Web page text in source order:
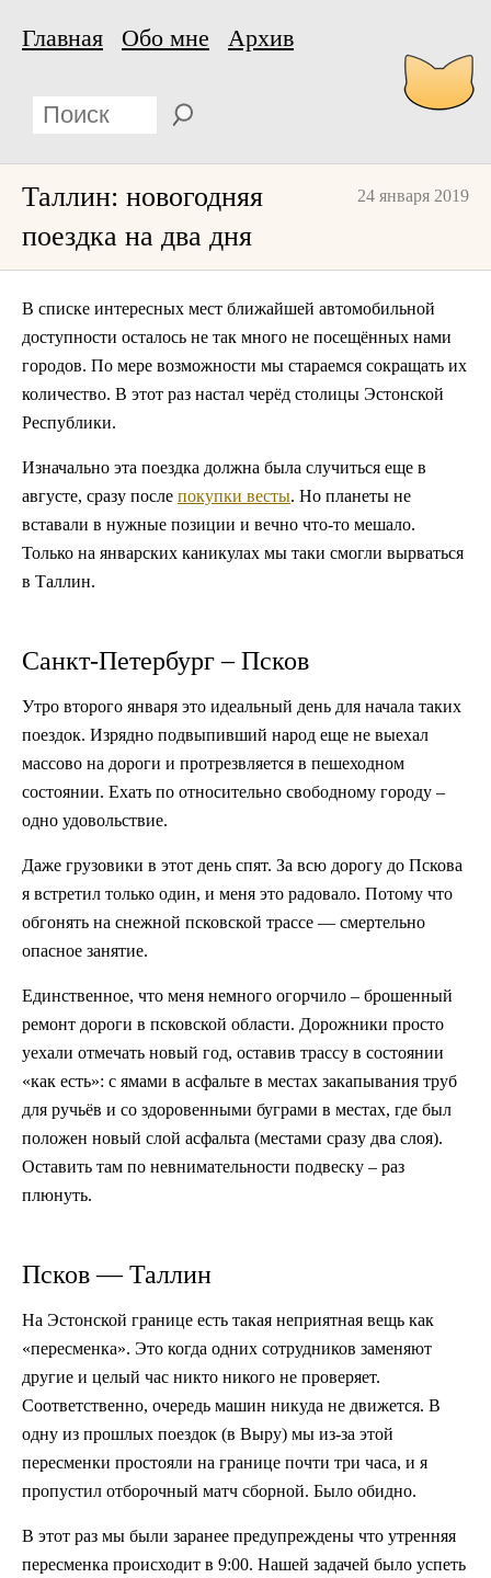
Главная Обо мне Архив
24 января 2019
Таллин: новогодняя
поездка на два дня
В списке интересных мест ближайшей автомобильной
доступности осталось не так много не посещённых нами
городов. По мере возможности мы стараемся сокращать их
количество. В этот раз настал черёд столицы Эстонской
Республики.
Изначально эта поездка должна была случиться еще в
августе, сразу после покупки весты. Но планеты не
вставали в нужные позиции и вечно что-то мешало.
Только на январских каникулах мы таки смогли вырваться
в Таллин.
Санкт-Петербург – Псков
Утро второго января это идеальный день для начала таких
поездок. Изрядно подвыпивший народ еще не выехал
массово на дороги и протрезвляется в пешеходном
состоянии. Ехать по относительно свободному городу –
одно удовольствие.
Даже грузовики в этот день спят. За всю дорогу до Пскова
я встретил только один, и меня это радовало. Потому что
обгонять на снежной псковской трассе — смертельно
опасное занятие.
Единственное, что меня немного огорчило – брошенный
ремонт дороги в псковской области. Дорожники просто
уехали отмечать новый год, оставив трассу в состоянии
«как есть»: с ямами в асфальте в местах закапывания труб
для ручьёв и со здоровенными буграми в местах, где был
положен новый слой асфальта (местами сразу два слоя).
Оставить там по невнимательности подвеску – раз
плюнуть.
Псков — Таллин
На Эстонской границе есть такая неприятная вещь как
«пересменка». Это когда одних сотрудников заменяют
другие и целый час никто никого не проверяет.
Соответственно, очередь машин никуда не движется. В
одну из прошлых поездок (в Выру) мы из-за этой
пересменки простояли на границе почти три часа, и я
пропустил отборочный матч сборной. Было обидно.
В этот раз мы были заранее предупреждены что утренняя
пересменка происходит в 9:00. Нашей задачей было успеть